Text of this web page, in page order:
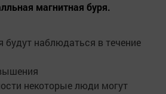
магнитная буря.
наблюдаться в течение
некоторые люди могут